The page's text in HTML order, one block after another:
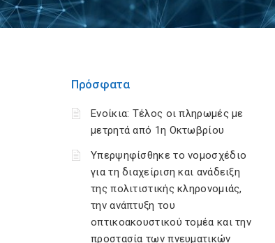
Πρόσφατα
Ενοίκια: Τέλος οι πληρωμές με
μετρητά από 1η Οκτωβρίου
Υπερψηφίσθηκε το νομοσχέδιο
για τη διαχείριση και ανάδειξη
της πολιτιστικής κληρονομιάς,
την ανάπτυξη του
οπτικοακουστικού τομέα και την
προστασία των πνευματικών